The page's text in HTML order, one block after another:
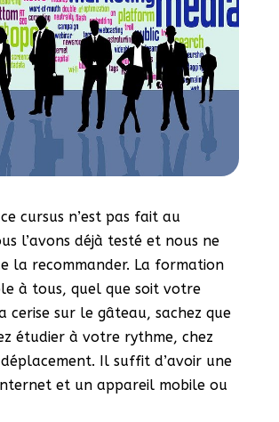
cursus n’est pas fait au
l’avons déjà testé et nous ne
la recommander. La formation
à tous, quel que soit votre
cerise sur le gâteau, sachez que
étudier à votre rythme, chez
Il suffit d’avoir une
et un appareil mobile ou